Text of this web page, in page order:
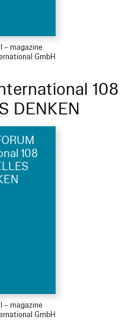
– magazine
GmbH
108
DENKEN
108
– magazine
GmbH